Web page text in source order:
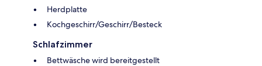
Herdplatte
Kochgeschirr/Geschirr/Besteck
Schlafzimmer
Bettwäsche wird bereitgestellt